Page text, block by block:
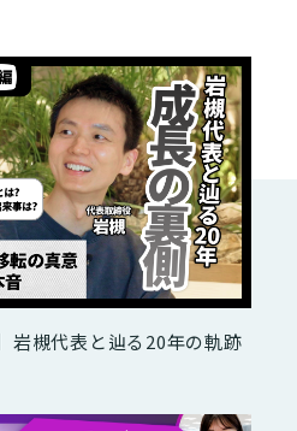
岩槻代表と辿る20年の軌跡